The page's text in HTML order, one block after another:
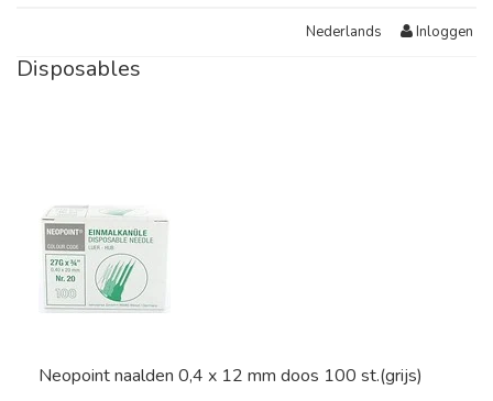
Nederlands Inloggen
Disposables
Neopoint naalden 0,4 x 12 mm doos 100 st.(grijs)